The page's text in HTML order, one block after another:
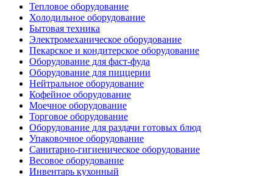
Тепловое оборудование
Холодильное оборудование
Бытовая техника
Электромеханическое оборудование
Пекарское и кондитерское оборудование
Оборудование для фаст-фуда
Оборудование для пиццерии
Нейтральное оборудование
Кофейное оборудование
Моечное оборудование
Торговое оборудование
Оборудование для раздачи готовых блюд
Упаковочное оборудование
Санитарно-гигиеническое оборудование
Весовое оборудование
Инвентарь кухонный